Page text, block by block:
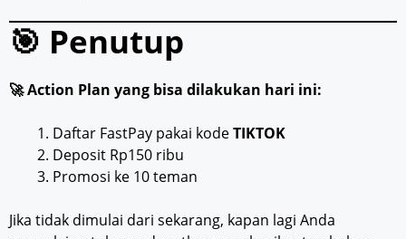
🎯 Penutup
🚀 Action Plan yang bisa dilakukan hari ini:
Daftar FastPay pakai kodeTIKTOK
Deposit Rp150 ribu
Promosi ke 10 teman
Jika tidak dimulai dari sekarang, kapan lagi Anda